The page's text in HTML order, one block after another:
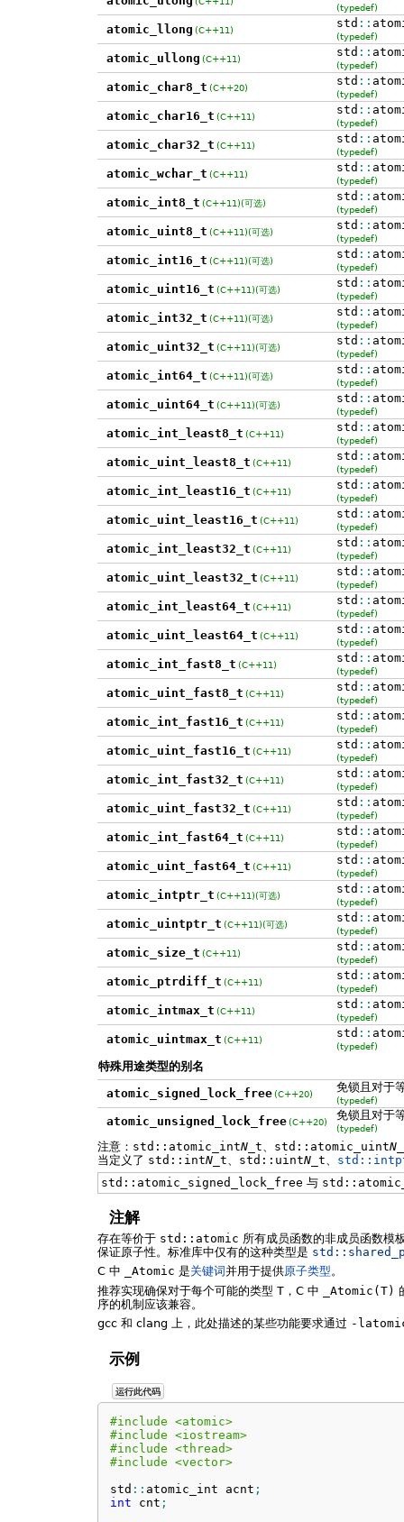
(typedef)
atomic_llong (C++11) std ::
(typedef)
atomic_ullong (C++11) std ::
(typedef)
atomic_char8_t (C++20) std ::
(typedef)
atomic_char16_t (C++11) std ::
(typedef)
atomic_char32_t (C++11) std ::
(typedef)
atomic_wchar_t (C++11) std ::
(typedef)
atomic_int8_t (C++11)(可选) std ::
(typedef)
atomic_uint8_t (C++11)(可选) std ::
(typedef)
atomic_int16_t (C++11)(可选) std ::
(typedef)
atomic_uint16_t (C++11)(可选) std ::
(typedef)
atomic_int32_t (C++11)(可选) std ::
(typedef)
atomic_uint32_t (C++11)(可选) std ::
(typedef)
atomic_int64_t (C++11)(可选) std ::
(typedef)
atomic_uint64_t (C++11)(可选) std ::
(typedef)
atomic_int_least8_t (C++11) std ::
(typedef)
atomic_uint_least8_t (C++11) std ::
(typedef)
atomic_int_least16_t (C++11) std ::
(typedef)
atomic_uint_least16_t (C++11) std ::
(typedef)
atomic_int_least32_t (C++11) std ::
(typedef)
atomic_uint_least32_t (C++11) std ::
(typedef)
atomic_int_least64_t (C++11) std ::
(typedef)
atomic_uint_least64_t (C++11) std ::
(typedef)
atomic_int_fast8_t (C++11) std ::
(typedef)
atomic_uint_fast8_t (C++11) std ::
(typedef)
atomic_int_fast16_t (C++11) std ::
(typedef)
atomic_uint_fast16_t (C++11) std ::
(typedef)
atomic_int_fast32_t (C++11) std ::
(typedef)
atomic_uint_fast32_t (C++11) std ::
(typedef)
atomic_int_fast64_t (C++11) std ::
(typedef)
atomic_uint_fast64_t (C++11) std ::
(typedef)
atomic_intptr_t (C++11)(可选) std ::
(typedef)
atomic_uintptr_t (C++11)(可选) std ::
(typedef)
atomic_size_t (C++11) std ::
(typedef)
atomic_ptrdiff_t (C++11) std ::
(typedef)
atomic_intmax_t (C++11) std ::
(typedef)
atomic_uintmax_t (C++11) std ::
(typedef)
特殊用途类型的别名
atomic_signed_lock_free (C++20) 免锁且对于
(typedef)
atomic_unsigned_lock_free (C++20) 免锁且对于
(typedef)
注意： std::atomic_intN _t std::atomic_uintN
当定义了 std::intN _t std::uintN _t
std::atomic_signed_lock_free 与
注解
存在等价于 std::atomic 所有成员函数的非成员函数模
保证原子性。标准库中仅有的这种类型是 std::
C 中
_Atomic 是关键词并用于提供原子类型。
推荐实现确保对于每个可能的类型 T ，C 中 _Atomic(T)
序的机制应该兼容。
gcc 和 clang 上，此处描述的某些功能要求通过 -
示例
运行此代码
#include <atomic>
#include <iostream>
#include <thread>
#include <vector>
std :: atomic_int acnt ;
int cnt ;